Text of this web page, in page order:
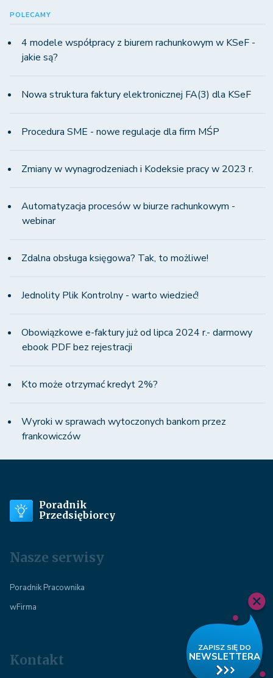
POLECAMY
4 modele współpracy z biurem rachunkowym w KSeF -
jakie są?
Nowa struktura faktury elektronicznej FA(3) dla KSeF
Procedura SME - nowe regulacje dla firm MŚP
Zmiany w wynagrodzeniach i Kodeksie pracy w 2023 r.
Automatyzacja procesów w biurze rachunkowym -
webinar
Zdalna obsługa księgowa? Tak, to możliwe!
Jednolity Plik Kontrolny - warto wiedzieć!
Obowiązkowe e-faktury już od lipca 2024 r.- darmowy
ebook PDF bez rejestracji
Kto może otrzymać kredyt 2%?
Wyroki w sprawach wytoczonych bankom przez
frankowiczów
Poradnik
Przedsiębiorcy
Nasze serwisy
Poradnik Pracownika
wFirma
Kontakt